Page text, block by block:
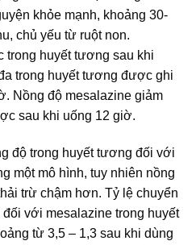
khỏe mạnh, khoảng 30-
chủ yếu từ ruột non.
trong huyết tương sau khi
trong huyết tương được ghi
Nồng độ mesalazine giảm
sau khi uống 12 giờ.
độ trong huyết tương đối với
một mô hình, tuy nhiên nồng
trừ chậm hơn. Tỷ lệ chuyển
với mesalazine trong huyết
từ 3,5 – 1,3 sau khi dùng